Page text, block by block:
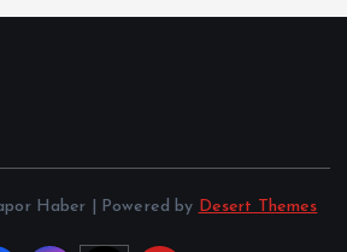
Haber | Powered by Desert Themes